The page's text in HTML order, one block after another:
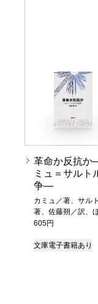
革命か反抗か
ミュ＝サルト
争―
カミュ／著、サル
著、佐藤朔／訳、
605円
文庫電子書籍あり